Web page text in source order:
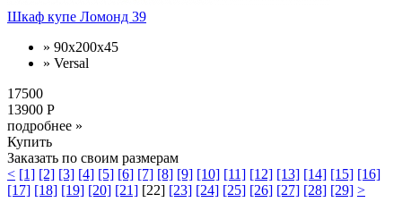
Шкаф купе Ломонд 39
» 90x200x45
» Versal
17500
13900 Р
подробнее »
Купить
Заказать по своим размерам
< [1] [2] [3] [4] [5] [6] [7] [8] [9] [10] [11] [12] [13] [14] [15] [16]
[17] [18] [19] [20] [21] [22] [23] [24] [25] [26] [27] [28] [29] >